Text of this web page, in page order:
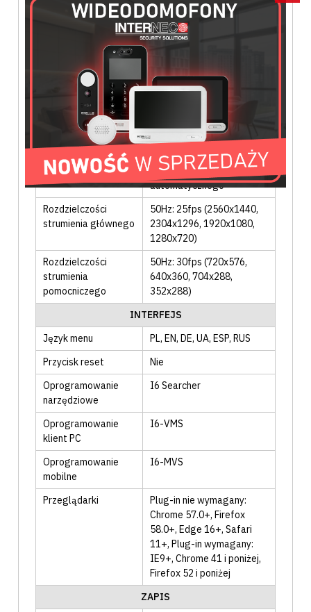
bieli
Przeciwmigotanie
maski prywatności
180° , własny tekst na
obrazie
Funkcje poprawy
, defog
Funkcja dzień/noc
Filtr odcięcia podczerwieni
IR cut, 4 poziomy
przełączania
automatycznego
Rozdzielczości
strumienia głównego
50Hz: 25fps (2560x1440,
2304x1296, 1920x1080,
1280x720)
Rozdzielczości
strumienia
pomocniczego
50Hz: 30fps (720x576,
640x360, 704x288,
352x288)
INTERFEJS
Język menu
PL, EN, DE, UA, ESP, RUS
Przycisk reset
Nie
Oprogramowanie
narzędziowe
I6 Searcher
Oprogramowanie
klient PC
I6-VMS
Oprogramowanie
mobilne
I6-MVS
Przeglądarki
Plug-in nie wymagany:
Chrome 57.0+, Firefox
58.0+, Edge 16+, Safari
11+, Plug-in wymagany:
IE9+, Chrome 41 i poniżej,
Firefox 52 i poniżej
ZAPIS